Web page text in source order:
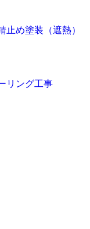
め塗装（遮熱）
リング工事